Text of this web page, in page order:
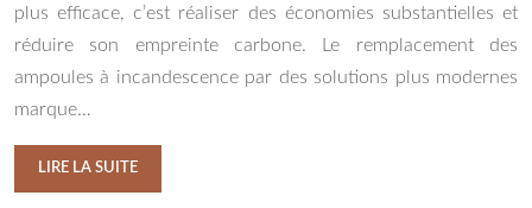
plus efficace, c’est réaliser des économies substantielles et
réduire son empreinte carbone. Le remplacement des
ampoules à incandescence par des solutions plus modernes
marque…
LIRE LA SUITE